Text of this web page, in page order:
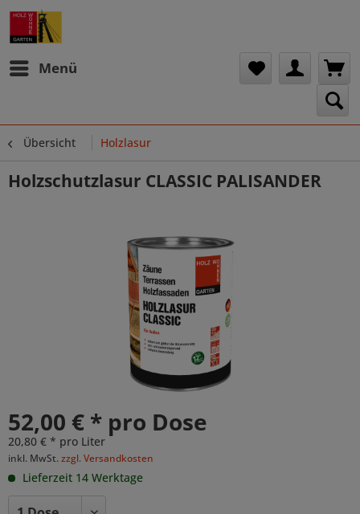
Menü
Übersicht Holzlasur
Holzschutzlasur CLASSIC PALISANDER
52,00 € * pro Dose
20,80 € * pro Liter
inkl. MwSt. zzgl. Versandkosten
Lieferzeit 14 Werktage